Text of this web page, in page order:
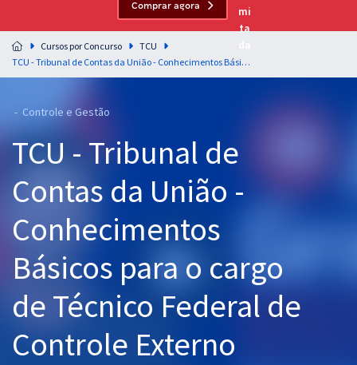
Residências Multiprofissionais
Preparação completa e intensiva para as principais
residências em saúde do Brasil
Cursos 20% OFF
Pós
Graduação
OAB
Mentorias
Questões grátis
Comprar agora
Cursos por Concurso
TCU
TCU - Tribunal de Contas da União - Conhecimentos Básicos para o cargo de Técnico Federal de Controle Externo
- Controle e Gestão
TCU - Tribunal de
Contas da União -
Conhecimentos
Básicos para o cargo
de Técnico Federal de
Controle Externo